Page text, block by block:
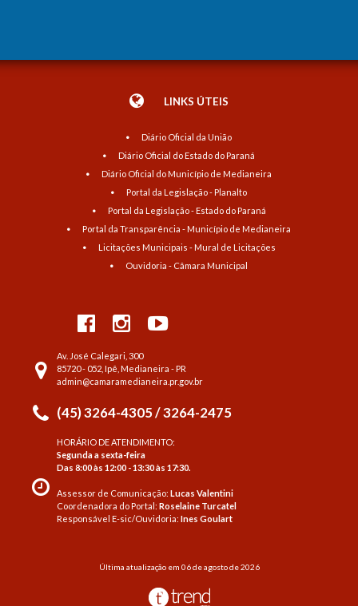
LINKS ÚTEIS
Diário Oficial da União
Diário Oficial do Estado do Paraná
Diário Oficial do Município de Medianeira
Portal da Legislação - Planalto
Portal da Legislação - Estado do Paraná
Portal da Transparência - Município de Medianeira
Licitações Municipais - Mural de Licitações
Ouvidoria - Câmara Municipal
Av. José Calegari, 300
85720 - 052, Ipê, Medianeira - PR
admin@camaramedianeira.pr.gov.br
(45) 3264-4305 / 3264-2475
HORÁRIO DE ATENDIMENTO:
Segunda a sexta-feira
Das 8:00 às 12:00 - 13:30 às 17:30.
Assessor de Comunicação:Lucas Valentini
Coordenadora do Portal:Roselaine Turcatel
Responsável E-sic/Ouvidoria:Ines Goulart
Última atualização em 06 de agosto de 2026